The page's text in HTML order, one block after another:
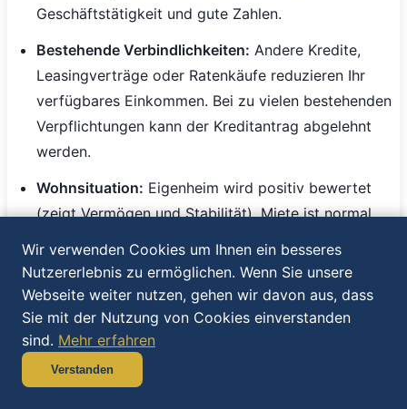
Geschäftstätigkeit und gute Zahlen.
Bestehende Verbindlichkeiten: Andere Kredite,
Leasingverträge oder Ratenkäufe reduzieren Ihr
verfügbares Einkommen. Bei zu vielen bestehenden
Verpflichtungen kann der Kreditantrag abgelehnt
werden.
Wohnsituation: Eigenheim wird positiv bewertet
(zeigt Vermögen und Stabilität). Miete ist normal
kritisch gesehen.
Laufzeit optimieren - Das richtige
Gleichgewicht finden
Die Wahl der Laufzeit ist ein Balanceakt zwischen
Wir verwenden Cookies um Ihnen ein besseres
Nutzererlebnis zu ermöglichen. Wenn Sie unsere
Webseite weiter nutzen, gehen wir davon aus, dass
Sie mit der Nutzung von Cookies einverstanden
sind. Mehr erfahren
Verstanden